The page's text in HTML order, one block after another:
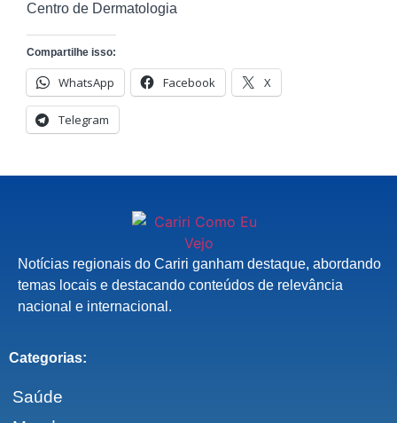
Centro de Dermatologia
Compartilhe isso:
WhatsApp Facebook X
Telegram
Notícias regionais do Cariri ganham destaque, abordando
temas locais e destacando conteúdos de relevância
nacional e internacional.
Categorias:
Saúde